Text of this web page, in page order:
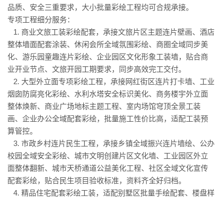
品质、安全三重要求，大小批量彩绘工程均可合规承接。
专项工程细分服务：
1. 商业文旅工装彩绘配套，承接文旅片区主题连片壁画、酒店
整体墙面配套涂装、休闲会所全域氛围彩绘、商圈全域同步美
化、游乐园童趣连片彩绘、企业园区文化形象工装墙，贴合商
业开业节点、文旅开园工期要求，同步高效完工交付。
2. 大型外立面专项彩绘工程，承接网红街区连片打卡墙、工业
烟囱防腐亮化彩绘、水利水塔安全标识美化、商务楼宇外立面
整体焕新、商业广场地标主题工程、室内场馆穹顶全景工装
画、企业办公全域配套彩绘，批量施工性价比高，适配工装预
算管控。
3. 市政乡村连片民生工程，承接乡镇全域振兴连片墙绘、公办
校园全域安全彩绘、城市文明创建片区文化墙、工业园区外立
面整体翻新、城市天桥通道公益美化工程、社区全域文化宣传
配套彩绘，贴合民生项目验收标准，资料齐全好归档。
4. 精品住宅配套彩绘工装，适配别墅区批量手绘配套、楼盘样